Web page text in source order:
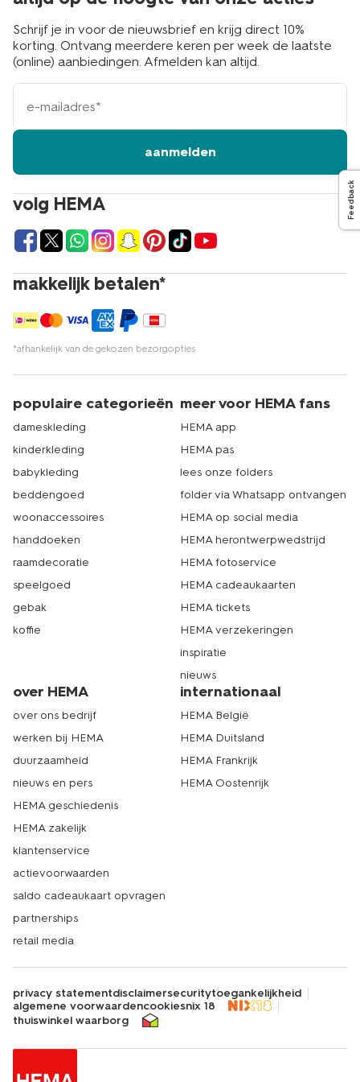
volg HEMA
makkelijk betalen*
*afhankelijk van de gekozen bezorgopties
Schrijf je in voor de nieuwsbrief en krijg direct 10%
korting. Ontvang meerdere keren per week de laatste
(online) aanbiedingen. Afmelden kan altijd.
e-
mailadres
aanmelden
populaire categorieën
dameskleding
kinderkleding
babykleding
beddengoed
woonaccessoires
handdoeken
raamdecoratie
speelgoed
gebak
koffie
meer voor HEMA fans
HEMA app
HEMA pas
lees onze folders
folder via Whatsapp ontvangen
HEMA op social media
HEMA herontwerpwedstrijd
HEMA fotoservice
HEMA cadeaukaarten
HEMA tickets
HEMA verzekeringen
inspiratie
nieuws
over HEMA
over ons bedrijf
werken bij HEMA
duurzaamheid
nieuws en pers
HEMA geschiedenis
HEMA zakelijk
klantenservice
actievoorwaarden
saldo cadeaukaart opvragen
partnerships
retail media
internationaal
HEMA België
HEMA Duitsland
HEMA Frankrijk
HEMA Oostenrijk
privacy statementdisclaimersecuritytoegankelijkheid
algemene voorwaardencookiesnix 18
thuiswinkel waarborg
Feedback